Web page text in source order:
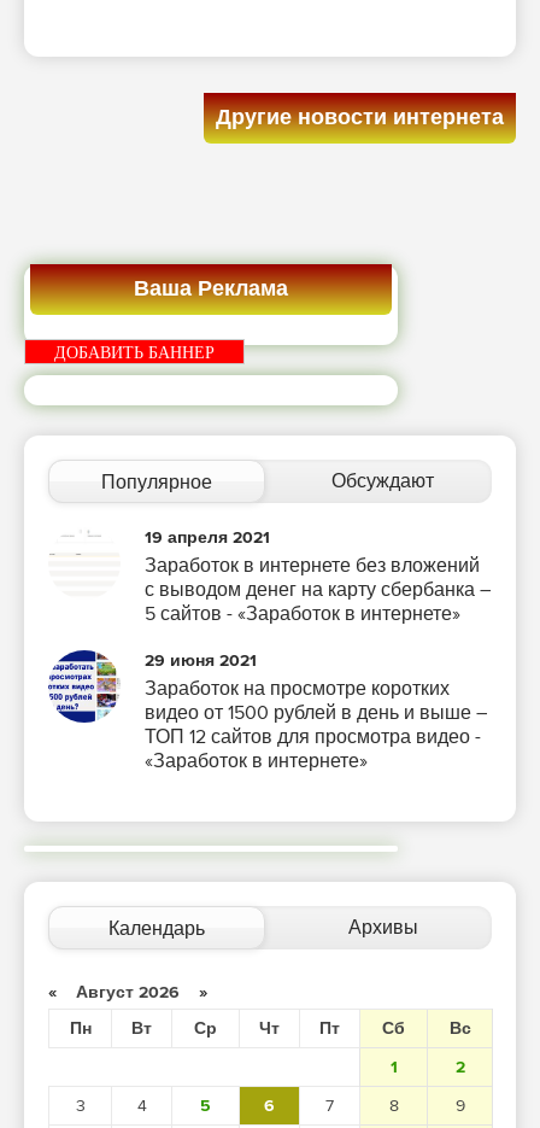
Другие новости интернета
Ваша Реклама
ДОБАВИТЬ БАННЕР
Популярное Обсуждают
19 апреля 2021
Заработок в интернете без вложений
с выводом денег на карту сбербанка –
5 сайтов - «Заработок в интернете»
29 июня 2021
Заработок на просмотре коротких
видео от 1500 рублей в день и выше –
ТОП 12 сайтов для просмотра видео -
«Заработок в интернете»
Календарь Архивы
« Август 2026 »
Пн
Вт Ср Чт Пт Сб
Вс
1
2
3
4 5 6 7 8
9